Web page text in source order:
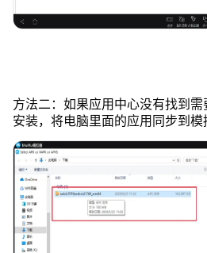
方法二：如果应用中心没有找到
安装，将电脑里面的应用同步到模